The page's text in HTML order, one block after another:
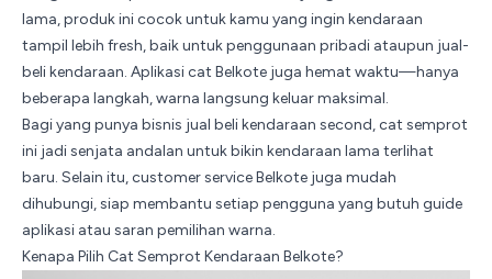
lama, produk ini cocok untuk kamu yang ingin kendaraan
tampil lebih fresh, baik untuk penggunaan pribadi ataupun jual-
beli kendaraan. Aplikasi cat Belkote juga hemat waktu—hanya
beberapa langkah, warna langsung keluar maksimal.
Bagi yang punya bisnis jual beli kendaraan second, cat semprot
ini jadi senjata andalan untuk bikin kendaraan lama terlihat
baru. Selain itu,customer serviceBelkote juga mudah
dihubungi, siap membantu setiap pengguna yang butuh guide
aplikasi atau saran pemilihan warna.
Kenapa Pilih Cat Semprot Kendaraan Belkote?